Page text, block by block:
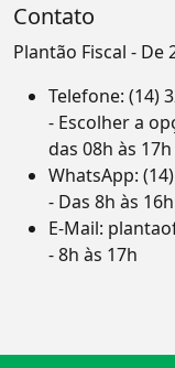
Contato
Plantão Fiscal - De
Telefone: (14)
- Escolher a
das 08h às 17h
WhatsApp:
- Das 8h às 16h
E-Mail:
- 8h às 17h